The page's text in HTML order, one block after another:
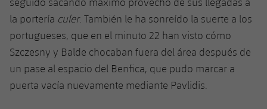
Clasificaciones
Fotos
VALORANT Rising
VALORANT Game Changers
eFootball
la portería culer. También le ha sonreído la suerte a los
portugueses, que en el minuto 22 han visto cómo
Szczesny y Balde chocaban fuera del área después de
un pase al espacio del Benfica, que pudo marcar a
puerta vacía nuevamente mediante Pavlidis.